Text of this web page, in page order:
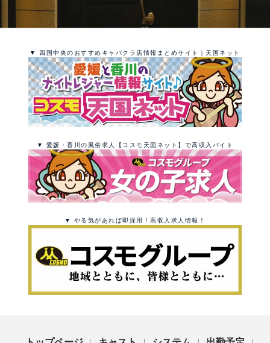
▼ 四国中央のおすすめキャバクラ店情報まとめサイト｜天国ネット
▼ 愛媛・香川の風俗求人【コスモ天国ネット】で高収入バイト
▼ やる気があれば即採用！高収入求人情報！